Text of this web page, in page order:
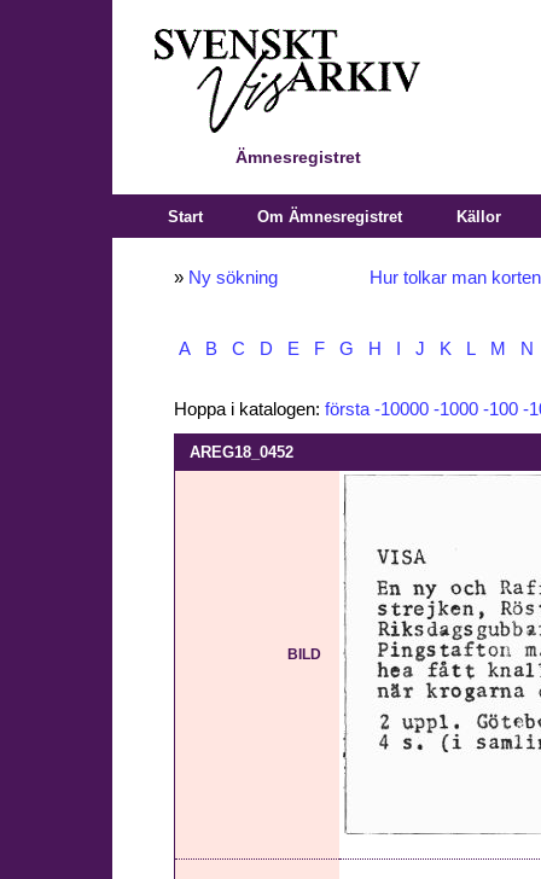
Ämnesregistret
Start Om Ämnesregistret Källor
» Ny sökning Hur tolkar man
A B C D E F G H J K L M N
Hoppa i katalogen: första -10000 -1000 -100 -
AREG18_0452
BILD